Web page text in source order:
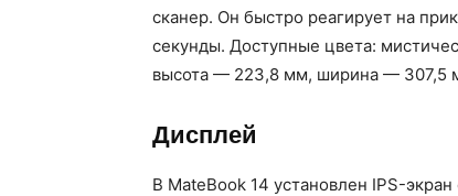
сканер. Он быстро реагирует на
секунды. Доступные цвета:
высота — 223,8 мм, ширина — 307,5
Дисплей
В MateBook 14 установлен IPS-